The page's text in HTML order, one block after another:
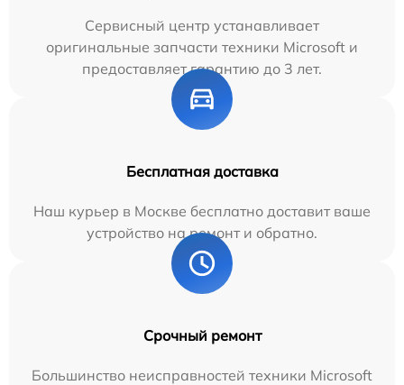
Сервисный центр устанавливает
оригинальные запчасти техники Microsoft и
предоставляет гарантию до 3 лет.
Бесплатная доставка
Наш курьер в Москве бесплатно доставит ваше
устройство на ремонт и обратно.
Срочный ремонт
Большинство неисправностей техники Microsoft